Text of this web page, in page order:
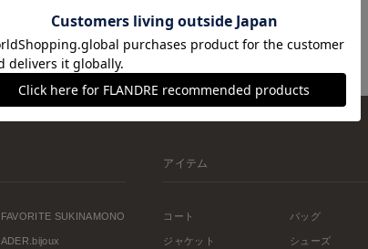
FAVORITE SUKINAMONO
ADER.bijoux
アイテム
コート
ジャケット
バッグ
シューズ